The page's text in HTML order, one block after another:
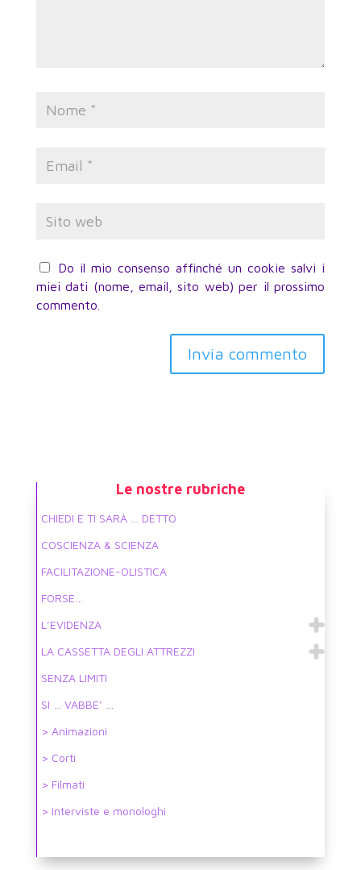
Do il mio consenso affinché un cookie salvi i
miei dati (nome, email, sito web) per il prossimo
commento.
Invia commento
Le nostre rubriche
CHIEDI E TI SARÀ … DETTO
COSCIENZA & SCIENZA
FACILITAZIONE-OLISTICA
FORSE…
L’EVIDENZA
LA CASSETTA DEGLI ATTREZZI
SENZA LIMITI
SI … VABBE’ …
> Animazioni
> Corti
> Filmati
> Interviste e monologhi